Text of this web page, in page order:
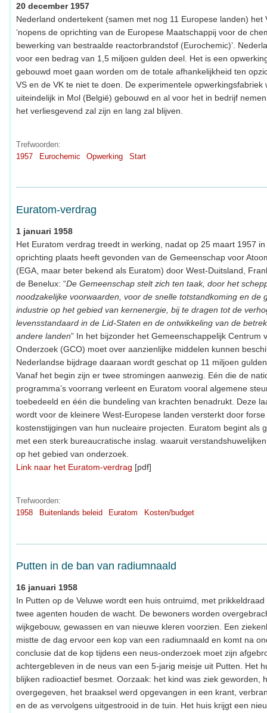
20 december 1957
Nederland ondertekent (samen met nog 11 Europese landen) het
‘nopens de oprichting van de Europese Maatschappij voor de
bewerking van bestraalde reactorbrandstof (Eurochemic)’.
voor een bedrag van 1,5 miljoen gulden deel. Het is een
gebouwd moet gaan worden om de totale afhankelijkheid ten
VS en de VK te niet te doen. De experimentele opwerkingsfabriek
uiteindelijk in Mol (België) gebouwd en al voor het in bedrijf
het verliesgevend zal zijn en lang zal blijven.
Trefwoorden:
1957
Eurochemic Opwerking Start
Euratom-verdrag
1 januari 1958
Het Euratom verdrag treedt in werking, nadat op 25 maart 1957
oprichting plaats heeft gevonden van de Gemeenschap voor
(EGA, maar beter bekend als Euratom) door West-Duitsland,
de Benelux: “De Gemeenschap stelt zich ten taak, door het
noodzakelijke voorwaarden, voor de snelle totstandkoming en de
industrie op het gebied van kernenergie, bij te dragen tot de
levensstandaard in de Lid-Staten en de ontwikkeling van de
andere landen” In het bijzonder het Gemeenschappelijk Centrum
Onderzoek (GCO) moet over aanzienlijke middelen kunnen
Nederlandse bijdrage daaraan wordt geschat op 11 miljoen
Vanaf het begin zijn er twee stromingen aanwezig. Eén die de
programma’s voorrang verleent en Euratom vooral algemene
toebedeeld en één die bundeling van krachten benadrukt. Deze
wordt voor de kleinere West-Europese landen versterkt door forse
kostenstijgingen van hun nucleaire projecten. Euratom begint als
met een sterk bureaucratische inslag. waaruit
op het gebied van onderzoek.
Link naar het Euratom-verdrag [pdf]
Trefwoorden:
1958
Buitenlands beleid Euratom Kosten/budget
Putten in de ban van radiumnaald
16 januari 1958
In Putten op de Veluwe wordt een huis ontruimd, met
twee agenten houden de wacht. De bewoners worden
wijkgebouw, gewassen en van nieuwe kleren voorzien. Een
mistte de dag ervoor een kop van een radiumnaald en komt na
conclusie dat de kop tijdens een neus-onderzoek moet zijn
achtergebleven in de neus van een 5-jarig meisje uit Putten. Het
blijken radioactief besmet. Oorzaak: het kind was ziek geworden,
overgegeven, het braaksel werd opgevangen in een krant,
en de as vervolgens uitgestrooid in de tuin. Het huis krijgt een